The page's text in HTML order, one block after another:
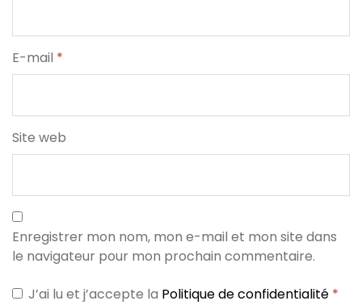
E-mail *
Site web
Enregistrer mon nom, mon e-mail et mon site dans
le navigateur pour mon prochain commentaire.
J’ai lu et j’accepte la Politique de confidentialité *